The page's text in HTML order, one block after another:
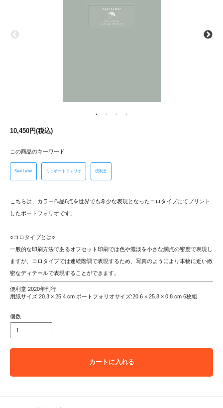
10,450円(税込)
この商品のキーワード
Saul Leiter ミニポートフォリオ 便利堂
こちらは、カラー作品6点を世界でも希少な表現となったコロタイプにてプリント
したポートフォリオです。
○コロタイプとは○
一般的な印刷方法であるオフセット印刷では色や濃淡を小さな網点の密度で表現し
ますが、コロタイプでは連続階調で表現するため、写真のようにより本物に近い緻
密なディテールで表現することができます。
便利堂 2020年刊行
用紙サイズ:20.3 × 25.4 cm ポートフォリオサイズ:20.6 × 25.8 × 0.8 cm 6枚組
個数
カートに入れる